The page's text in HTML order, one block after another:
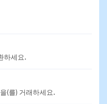
하세요.
(를) 거래하세요.